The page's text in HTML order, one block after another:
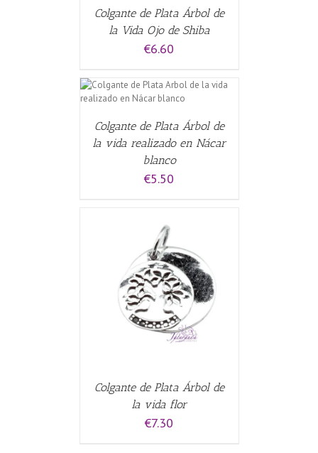
Colgante de Plata Árbol de
la Vida Ojo de Shiba
€6.60
Colgante de Plata Árbol de
la vida realizado en Nácar
blanco
€5.50
Colgante de Plata Árbol de
la vida flor
€7.30